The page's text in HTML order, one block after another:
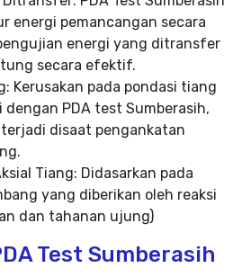
energi pemancangan secara
energi yang ditransfer
secara efektif.
Kerusakan pada pondasi tiang
PDA test Sumberasih,
terjadi disaat pengankatan
Tiang: Didasarkan pada
yang diberikan oleh reaksi
dan tahanan ujung)
Test Sumberasih